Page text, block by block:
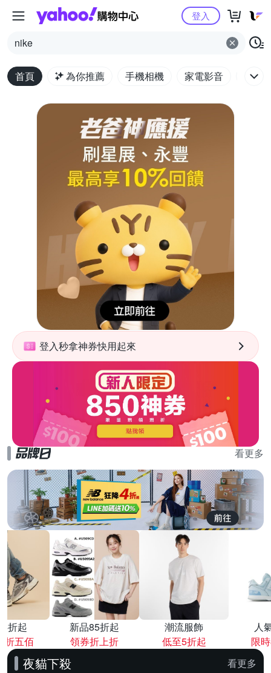
Yahoo購物中心
nike
登入
首頁 為你推薦 手機相機 家電影音 電腦
登入秒拿神券快用起來
看更多
折起
折五佰
新品85折起
領券折上折
潮流服飾
低至5折起
人
限
夜貓下殺 看更多